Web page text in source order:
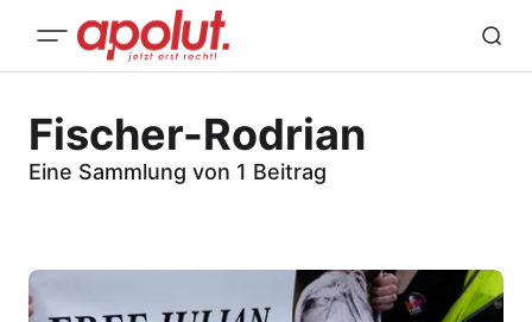
Fischer-Rodrian
Eine Sammlung von 1 Beitrag